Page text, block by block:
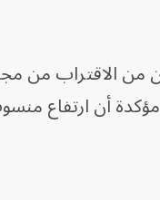
الاقتراب من
مؤكدة أن ارتفاع